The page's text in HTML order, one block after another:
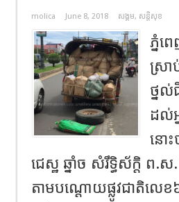
molica June 8, 2018 សង្គម, សន្តិសុខ
ភ្នំ
ស្រា
ថ្ន
ដល់
នោះ
ជេស្ឋ ឆ្នាំច សំរឹទ្ធិស័ក្តិ ព.
តាមបណ្តោយផ្លូវជាតិល